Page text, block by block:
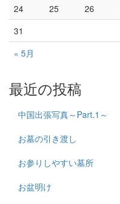
« 5月
24
25 26
31
最近の投稿
中国出張写真～Part.1～
お墓の引き渡し
お参りしやすい墓所
お盆明け